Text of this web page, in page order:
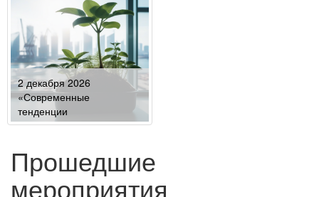
2 декабря 2026
«Современные
тенденции
сельскохозяйственного
экономике»
Прошедшие
мероприятия